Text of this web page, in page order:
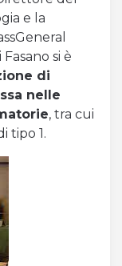
e la
si è
di
nelle
, tra cui
tipo 1.